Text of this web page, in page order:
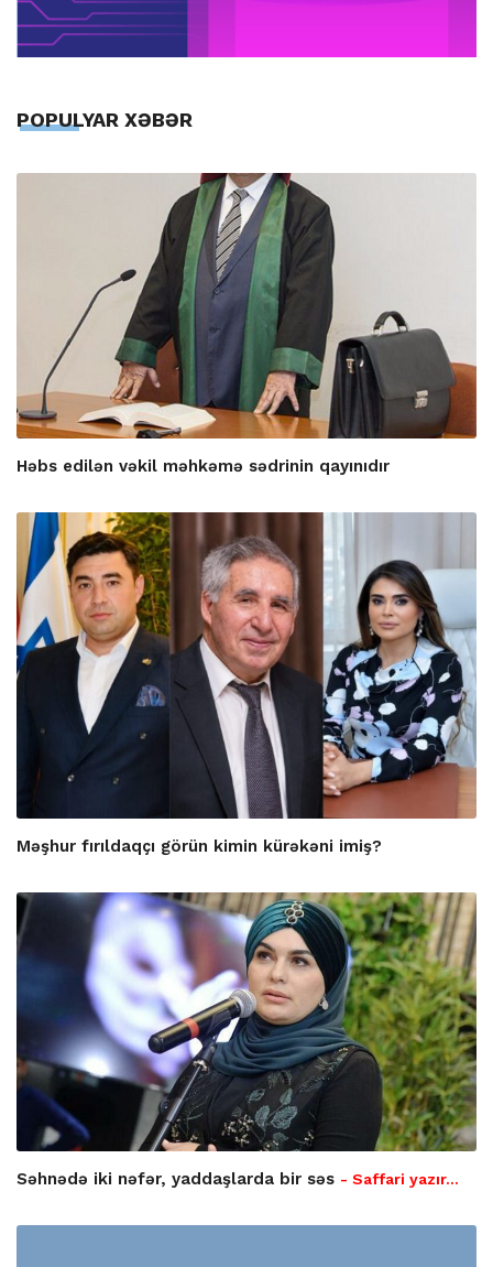
POPULYAR XƏBƏR
Həbs edilən vəkil məhkəmə sədrinin qayınıdır
Məşhur fırıldaqçı görün kimin kürəkəni imiş?
Səhnədə iki nəfər, yaddaşlarda bir səs - Saffari yazır…